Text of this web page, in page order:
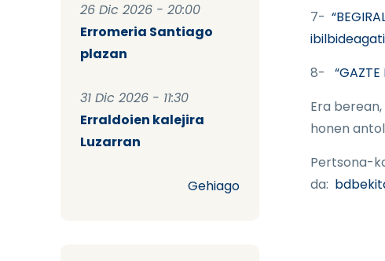
26 Dic 2026 - 20:00
Erromeria Santiago
plazan
31 Dic 2026 - 11:30
Erraldoien kalejira
Luzarran
Gehiago
7-
8-
Era
honen
Pertsona-
da: